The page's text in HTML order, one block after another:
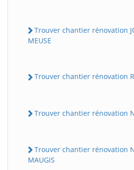
Trouver chantier rénovation
MEUSE
Trouver chantier rénovation
Trouver chantier rénovation
Trouver chantier rénovation
MAUGIS